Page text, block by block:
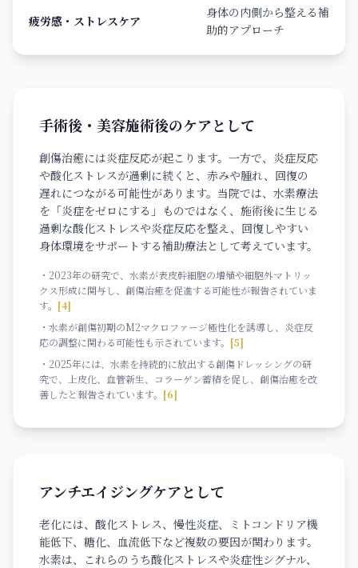
疲労感・ストレスケア
身体の内側から整える補
助的アプローチ
手術後・美容施術後のケアとして
創傷治癒には炎症反応が起こります。一方で、炎症反応
や酸化ストレスが過剰に続くと、赤みや腫れ、回復の
遅れにつながる可能性があります。当院では、水素療法
を「炎症をゼロにする」ものではなく、施術後に生じる
過剰な酸化ストレスや炎症反応を整え、回復しやすい
身体環境をサポートする補助療法として考えています。
・2023年の研究で、水素が表皮幹細胞の増殖や細胞外マトリッ
クス形成に関与し、創傷治癒を促進する可能性が報告されていま
す。 [4]
・水素が創傷初期のM2マクロファージ極性化を誘導し、炎症反
応の調整に関わる可能性も示されています。 [5]
・2025年には、水素を持続的に放出する創傷ドレッシングの研
究で、上皮化、血管新生、コラーゲン蓄積を促し、創傷治癒を改
善したと報告されています。 [6]
アンチエイジングケアとして
老化には、酸化ストレス、慢性炎症、ミトコンドリア機
能低下、糖化、血流低下など複数の要因が関わります。
水素は、これらのうち酸化ストレスや炎症性シグナル、